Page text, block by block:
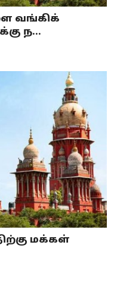
வங்கிக்
ந...
மக்கள்